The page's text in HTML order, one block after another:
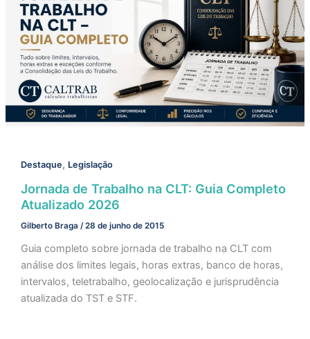
Destaque, Legislação
Jornada de Trabalho na CLT: Guia Completo
Atualizado 2026
Gilberto Braga /28 de junho de 2015
Guia completo sobre jornada de trabalho na CLT com
análise dos limites legais, horas extras, banco de horas,
intervalos, teletrabalho, geolocalização e jurisprudência
atualizada do TST e STF.